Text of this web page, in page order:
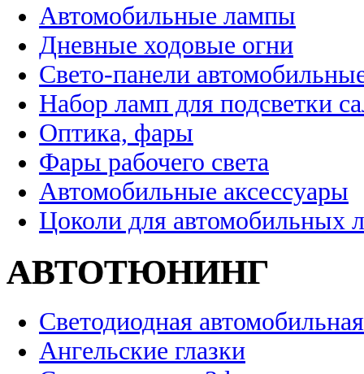
Автомобильные лампы
Дневные ходовые огни
Свето-панели
Набор ламп для подсветки
Оптика, фары
Фары рабочего света
Автомобильные аксессуары
Цоколи для автомобильных
АВТОТЮНИНГ
Светодиодная
Ангельские глазки